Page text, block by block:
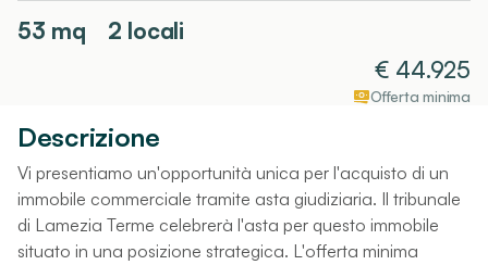
53 mq
2 locali
€ 44.925
Offerta minima
Descrizione
Vi presentiamo un'opportunità unica per l'acquisto di un
immobile commerciale tramite asta giudiziaria. Il tribunale
di Lamezia Terme celebrerà l'asta per questo immobile
situato in una posizione strategica. L'offerta minima